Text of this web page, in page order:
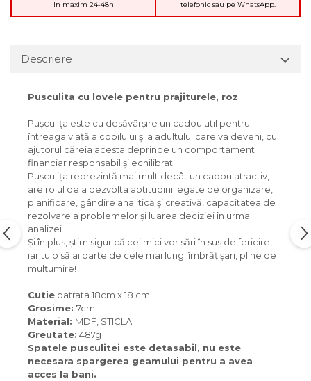
In maxim 24-48h telefonic sau pe WhatsApp.
Descriere
Pusculita cu lovele pentru prajiturele, roz
Pușculița este cu desăvârșire un cadou util pentru
întreaga viață a copilului și a adultului care va deveni, cu
ajutorul căreia acesta deprinde un comportament
financiar responsabil și echilibrat.
Pușculița reprezintă mai mult decât un cadou atractiv,
are rolul de a dezvolta aptitudini legate de organizare,
planificare, gândire analitică și creativă, capacitatea de
rezolvare a problemelor și luarea deciziei în urma
analizei.
Și în plus, știm sigur că cei mici vor sări în sus de fericire,
iar tu o să ai parte de cele mai lungi îmbrățișari, pline de
mulțumire!
Cutie patrata 18cm x 18 cm;
Grosime: 7cm
Material: MDF, STICLA
Greutate: 487g
Spatele pusculitei este detasabil, nu este
necesara spargerea geamului pentru a avea
acces la bani.